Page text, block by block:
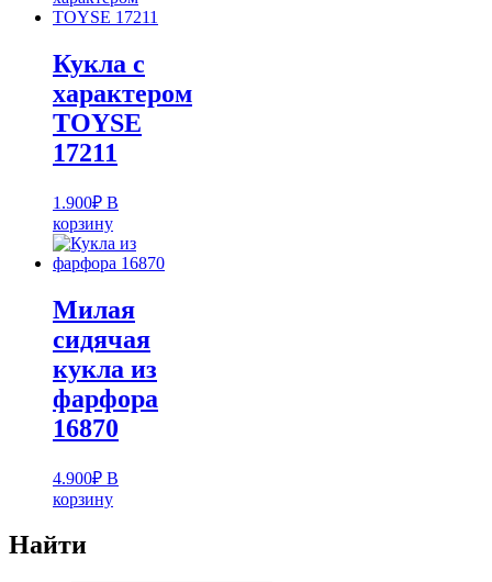
Кукла с
характером
TOYSE
17211
1.900₽ В
корзину
Милая
сидячая
кукла из
фарфора
16870
4.900₽ В
корзину
Найти